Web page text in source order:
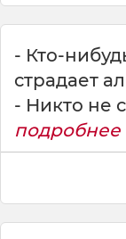
- Кто-
страдает
- Никто не
подробнее